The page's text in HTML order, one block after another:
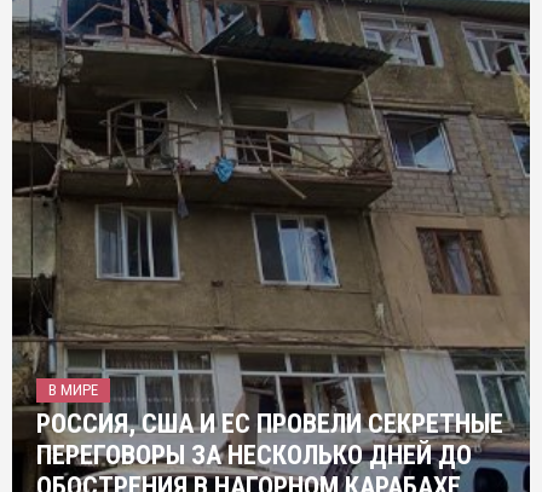
В МИРЕ
РОССИЯ, США И ЕС ПРОВЕЛИ СЕКРЕТНЫЕ
ПЕРЕГОВОРЫ ЗА НЕСКОЛЬКО ДНЕЙ ДО